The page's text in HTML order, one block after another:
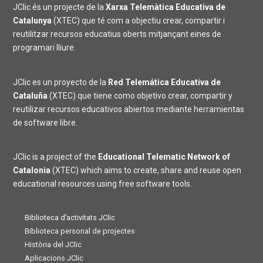
JClic és un projecte de la Xarxa Telemàtica Educativa de
Catalunya (XTEC) que té com a objectiu crear, compartir i
reutilitzar recursos educatius oberts mitjançant eines de
programari lliure.
JClic es un proyecto de la Red Telemática Educativa de
Cataluña (XTEC) que tiene como objetivo crear, compartir y
reutilizar recursos educativos abiertos mediante herramientas
de software libre.
JClic is a project of the Educational Telematic Network of
Catalonia (XTEC) which aims to create, share and reuse open
educational resources using free software tools.
Biblioteca d’activitats JClic
Biblioteca personal de projectes
Història del JClic
Aplicacions JClic